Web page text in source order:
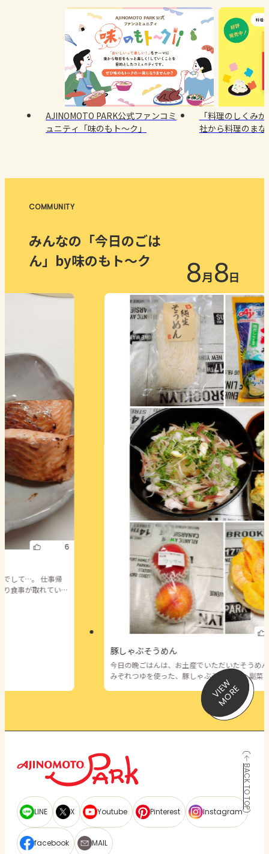
COMMUNITY
みんなの「今日のごは
ん」by味のもト～ク
8月8日
豚しゃぶそうめん
今日の晩ごはんは、お土産でいただいたそうめ
みぞれつゆを使った、豚しゃぶそうめん。 副菜
て、枝豆風味おぼろ豆腐搾菜ラー油がけ、シラ
ネギ入り厚焼玉子。 スーパーで見つけて、珍し
い購入した 「ワッサー」は桃とネクタリンの交
種。 実はシャキシャキとしており、桃の甘さと
リンの爽やかな酸味をバランス良く感じるお味
家族ごはん #豚肉#氷みぞれつゆ #みてくれてあ
う#いいねありがとうございます
でして…。 仕事帰
り食事が取れてい
6
V
I
E
W
M
O
R
E
AJINOMOTO PARK公式ファンコミ
ュニティ「味のもト～ク」
「料理のしくみ
社から料理のま
BACK TO TOP
LINE X Youtube Pinterest Instagram
facebook MAIL